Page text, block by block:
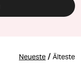
Neueste / Älteste